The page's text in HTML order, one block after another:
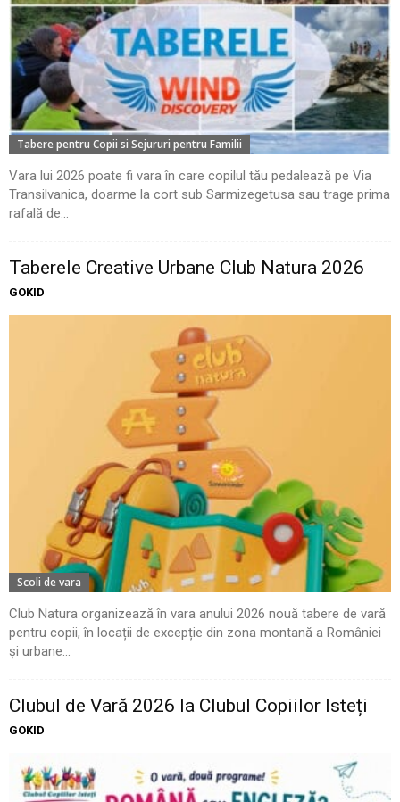
Tabere pentru Copii si Sejururi pentru Familii
Vara lui 2026 poate fi vara în care copilul tău pedalează pe Via
Transilvanica, doarme la cort sub Sarmizegetusa sau trage prima
rafală de...
Taberele Creative Urbane Club Natura 2026
GOKID
Scoli de vara
Club Natura organizează în vara anului 2026 nouă tabere de vară
pentru copii, în locații de excepție din zona montană a României
și urbane...
Clubul de Vară 2026 la Clubul Copiilor Isteți
GOKID